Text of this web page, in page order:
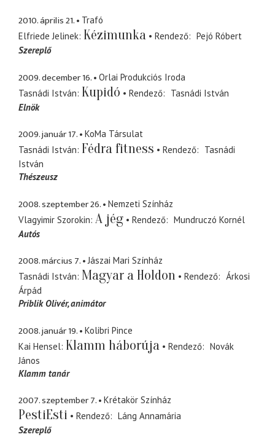
2010. április 21.
Trafó
Elfriede Jelinek Kézimunka Rendező
Pejó Róbert
Szereplő
2009. december 16.
Orlai Produkciós Iroda
Tasnádi István Kupidó Rendező
Tasnádi István
Elnök
2009. január 17.
KoMa Társulat
Tasnádi István Fédra fitness Rendező
Tasnádi
István
Thészeusz
2008. szeptember 26.
Nemzeti Színház
Vlagyimir Szorokin A jég Rendező
Mundruczó Kornél
Autós
2008. március 7.
Jászai Mari Színház
Tasnádi István Magyar a Holdon Rendező
Árkosi
Árpád
Priblik Olivér animátor
2008. január 19.
Kolibri Pince
Kai Hensel Klamm háborúja Rendező
Novák
János
Klamm tanár
2007. szeptember 7. Krétakör Színház
PestiEsti Rendező
Láng Annamária
Szereplő